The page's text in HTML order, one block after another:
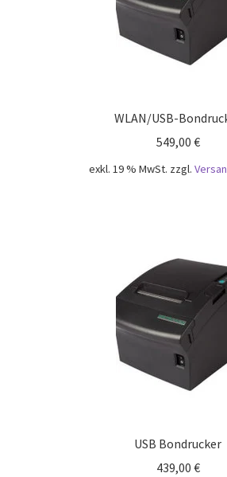
WLAN/USB-
549,00 €
exkl. 19 % MwSt. zzgl.
USB Bondrucker
439,00 €